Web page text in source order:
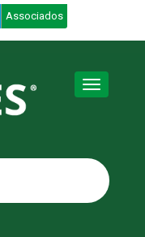
Associados
Toggle